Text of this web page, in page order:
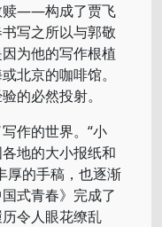
赎——构成了贾飞
写之所以与郭敬
为他的写作根植
北京的咖啡馆。
的必然投射。
作的世界。“小
地的大小报纸和
厚的手稿，也逐渐
式青春》完成了
令人眼花缭乱